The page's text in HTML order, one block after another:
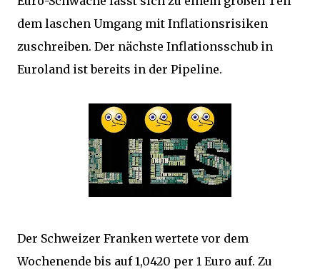
dem laschen Umgang mit Inflationsrisiken
zuschreiben. Der nächste Inflationsschub in
Euroland ist bereits in der Pipeline.
Der Schweizer Franken wertete vor dem
Wochenende bis auf 1,0420 per 1 Euro auf. Zu